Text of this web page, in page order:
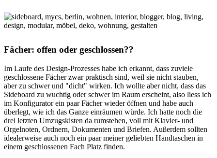
Fächer: offen oder geschlossen??
Im Laufe des Design-Prozesses habe ich erkannt, dass zuviele
geschlossene Fächer zwar praktisch sind, weil sie nicht stauben,
aber zu schwer und "dicht" wirken. Ich wollte aber nicht, dass das
Sideboard zu wuchtig oder schwer im Raum erscheint, also liess ich
im Konfigurator ein paar Fächer wieder öffnen und habe auch
überlegt, wie ich das Ganze einräumen würde. Ich hatte noch die
drei letzten Umzugskisten da rumstehen, voll mit Klavier- und
Orgelnoten, Ordnern, Dokumenten und Briefen. Außerdem sollten
idealerweise auch noch ein paar meiner geliebten Handtaschen in
einem geschlossenen Fach Platz finden.